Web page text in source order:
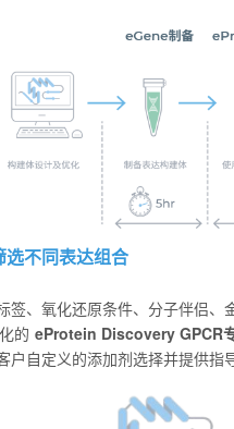
选不同表达组合
签、氧化还原条件、分子伴侣
的 eProtein Discovery GPCR
自定义的添加剂选择并提供指